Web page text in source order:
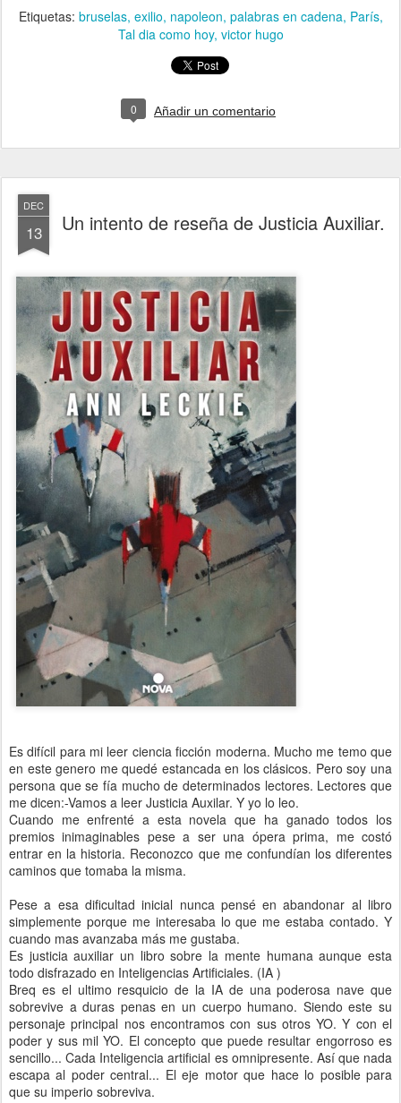
Etiquetas: bruselas exilio napoleon palabras en cadena París
Tal dia como hoy victor hugo
0 Añadir un comentario
DEC
13 Un intento de reseña de Justicia Auxiliar.
Es difícil para mi leer ciencia ficción moderna. Mucho me temo que
en este genero me quedé estancada en los clásicos. Pero soy una
persona que se fía mucho de determinados lectores. Lectores que
me dicen:-Vamos a leer Justicia Auxilar. Y yo lo leo.
Cuando me enfrenté a esta novela que ha ganado todos los
premios inimaginables pese a ser una ópera prima, me costó
entrar en la historia. Reconozco que me confundían los diferentes
caminos que tomaba la misma.
Pese a esa dificultad inicial nunca pensé en abandonar al libro
simplemente porque me interesaba lo que me estaba contado. Y
cuando mas avanzaba más me gustaba.
Es justicia auxiliar un libro sobre la mente humana aunque esta
todo disfrazado en Inteligencias Artificiales. (IA )
Breq es el ultimo resquicio de la IA de una poderosa nave que
sobrevive a duras penas en un cuerpo humano. Siendo este su
personaje principal nos encontramos con sus otros YO. Y con el
poder y sus mil YO. El concepto que puede resultar engorroso es
sencillo... Cada Inteligencia artificial es omnipresente. Así que nada
escapa al poder central... El eje motor que hace lo posible para
que su imperio sobreviva.